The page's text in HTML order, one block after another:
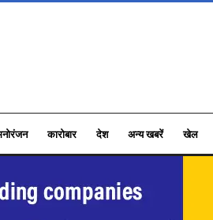
कारोबार देश अन्य खबरें खेल